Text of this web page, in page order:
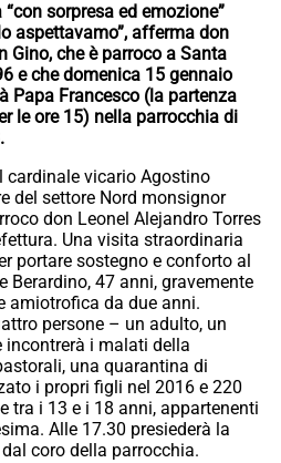
sorpresa ed emozione”
aspettavamo”, afferma don
Gino, che è parroco a Santa
e che domenica 15 gennaio
Papa Francesco (la partenza
le ore 15) nella parrocchia di
cardinale vicario Agostino
del settore Nord monsignor
don Leonel Alejandro Torres
Una visita straordinaria
portare sostegno e conforto al
Berardino, 47 anni, gravemente
amiotrofica da due anni.
persone – un adulto, un
i malati della
una quarantina di
i propri figli nel 2016 e 220
tra i 13 e i 18 anni, appartenenti
Alle 17.30 presiederà la
coro della parrocchia.